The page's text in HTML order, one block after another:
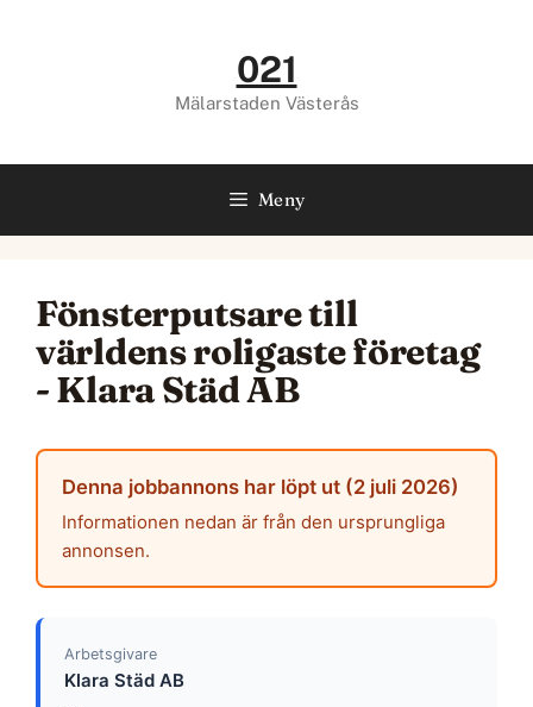
021
Mälarstaden Västerås
Meny
Fönsterputsare till
världens roligaste företag
- Klara Städ AB
Denna jobbannons har löpt ut (2 juli 2026)
Informationen nedan är från den ursprungliga
annonsen.
Arbetsgivare
Klara Städ AB